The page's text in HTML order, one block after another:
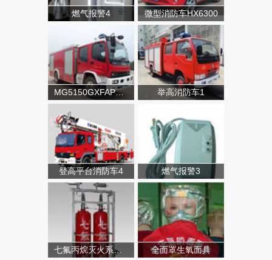
燃气报警4 微型消防车HX6300
MG5150GXFAP50A类泡沫消防车 举高消防车1
登高平台消防车4 燃气报警3
七氟丙烷灭火系统（有管网） 全面罩生氧面具